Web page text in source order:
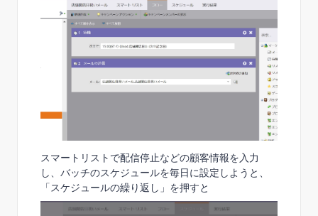
スマートリストで配信停止などの顧客情報を入力
し、バッチのスケジュールを毎日に設定しようと、
「スケジュールの繰り返し」を押すと